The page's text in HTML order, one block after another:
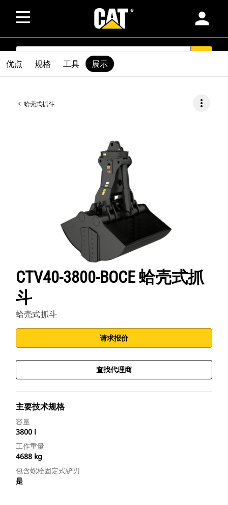
person
SEARCH
蛤壳式抓斗 more_vert
CTV40-3800-BOCE 蛤壳式抓
斗
蛤壳式抓斗
请求报价
查找代理商
主要技术规格
容量
3800 l
工作重量
4688 kg
包含螺栓固定式铲刃
是
优点 规格 工具 展示